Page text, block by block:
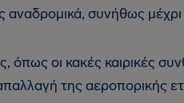
συνήθως
όπως οι κακές καιρικές
της αεροπορικής